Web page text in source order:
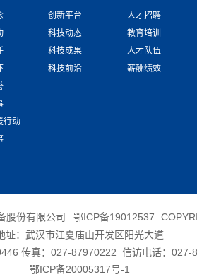
行动
创新平台
科技动态
科技成果
科技前沿
人才招聘
教育培训
人才队伍
薪酬绩效
股份有限公司 鄂ICP备19012537
址：武汉市江夏庙山开发区阳光大道
传真：027-87970222 信访电话：027-
鄂ICP备20005317号-1